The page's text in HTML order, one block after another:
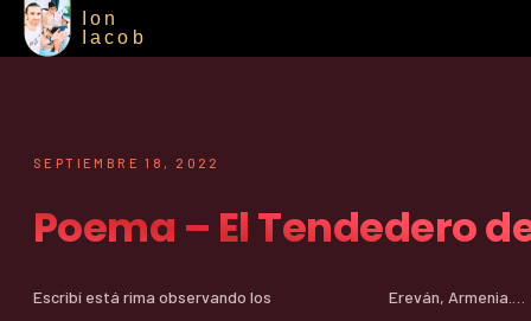
Ion
Iacob
SEPTIEMBRE 18, 2022
Poema – El Tendedero
Escribí está rima observando los
Ereván, Armenia.…